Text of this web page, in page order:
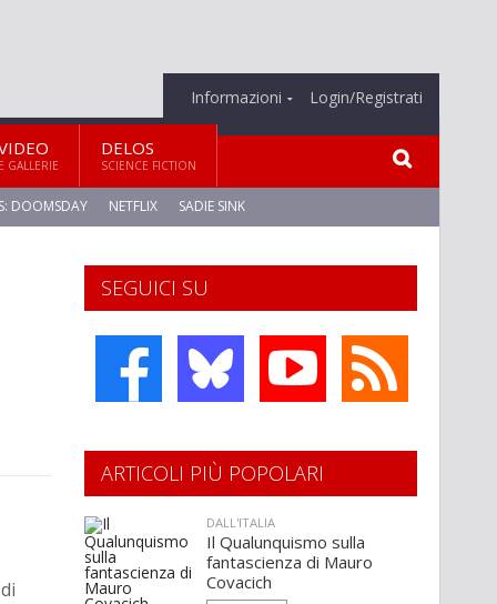
Informazioni Login/Registrati
E GALLERIE
DELOS
SCIENCE FICTION
DOOMSDAY NETFLIX SADIE SINK
SEGUICI SU
ARTICOLI PIÙ POPOLARI
DALL'ITALIA
Il Qualunquismo sulla
fantascienza di Mauro
Covacich